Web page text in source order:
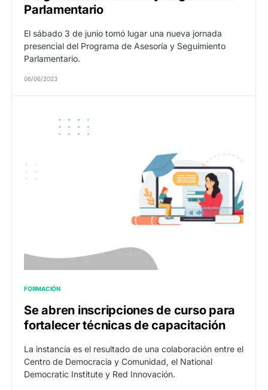
Parlamentario
El sábado 3 de junio tomó lugar una nueva jornada
presencial del Programa de Asesoría y Seguimiento
Parlamentario.
06/06/2023
FORMACIÓN
Se abren inscripciones de curso para
fortalecer técnicas de capacitación
La instancia es el resultado de una colaboración entre el
Centro de Democracia y Comunidad, el National
Democratic Institute y Red Innovación.